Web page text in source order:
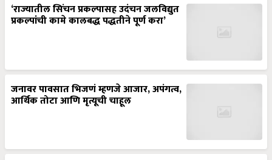
‘राज्यातील सिंचन प्रकल्पासह उदंचन जलविद्युत
प्रकल्पांची कामे कालबद्ध पद्धतीने पूर्ण करा’
जनावर पावसात भिजणं म्हणजे आजार, अपंगत्व,
आर्थिक तोटा आणि मृत्यूची चाहूल